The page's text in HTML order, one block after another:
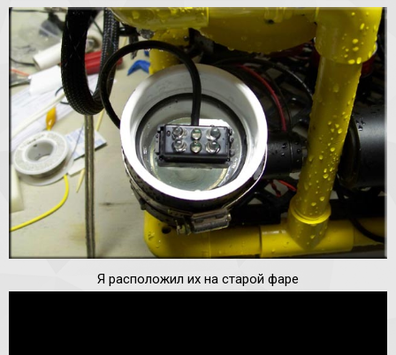
Я расположил их на старой фаре